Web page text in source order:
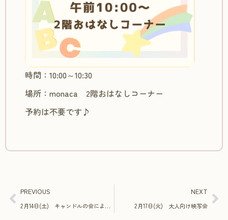
時間：10:00～10:30
場所：monaca 2階おはなしコーナー
予約は不要です♪
PREVIOUS
2月14日(土) キャンドルの会による読み聞かせ＆工作
NEXT
2月17日(火) 大人向け映写会